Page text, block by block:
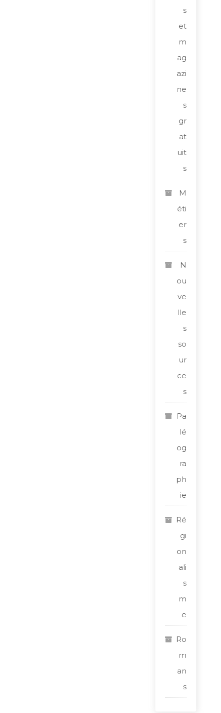
s
et
m
ag
azi
ne
s
gr
at
uit
s
M
éti
er
s
N
ou
ve
lle
s
so
ur
ce
s
Pa
lé
og
ra
ph
ie
Ré
gi
on
ali
s
m
e
Ro
m
an
s